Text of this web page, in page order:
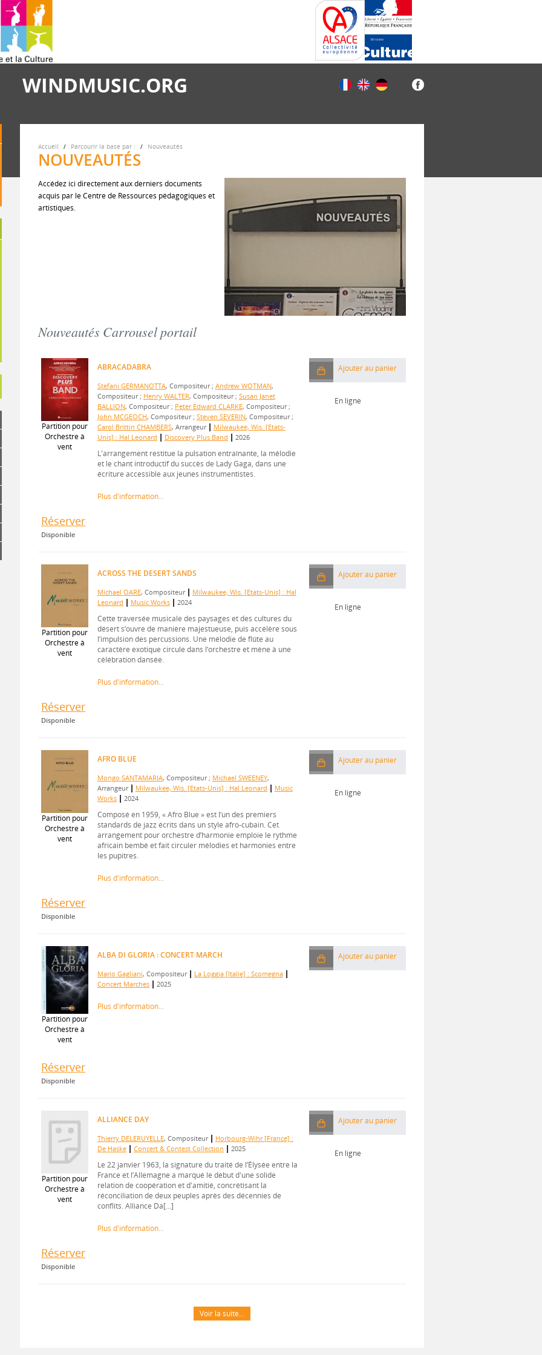
WINDMUSIC.ORG
Accueil Parcourir la base par : Nouveautés
NOUVEAUTÉS
Accédez ici directement aux derniers documents
acquis par le Centre de Ressources pédagogiques et
artistiques.
Nouveautés Carrousel portail
Partition pour
Orchestre à
vent
ABRACADABRA
Stefani GERMANOTTA, Compositeur ; Andrew WOTMAN,
Compositeur ; Henry WALTER, Compositeur ; Susan Janet
BALLION, Compositeur ; Peter Edward CLARKE, Compositeur ;
John MCGEOCH, Compositeur ; Steven SEVERIN, Compositeur ;
Carol Brittin CHAMBERS, Arrangeur | Milwaukee, Wis. [Etats-
Unis] : Hal Leonard | Discovery Plus Band | 2026
L'arrangement restitue la pulsation entraînante, la mélodie
et le chant introductif du succès de Lady Gaga, dans une
écriture accessible aux jeunes instrumentistes.
Plus d'information...
Ajouter au panier
En ligne
Réserver
Disponible
Partition pour
Orchestre à
vent
ACROSS THE DESERT SANDS
Michael OARE, Compositeur | Milwaukee, Wis. [Etats-Unis] : Hal
Leonard | Music Works| 2024
Cette traversée musicale des paysages et des cultures du
désert s’ouvre de manière majestueuse, puis accélère sous
l’impulsion des percussions. Une mélodie de flûte au
caractère exotique circule dans l’orchestre et mène à une
célébration dansée.
Plus d'information...
Ajouter au panier
En ligne
Réserver
Disponible
Partition pour
Orchestre à
vent
AFRO BLUE
Mongo SANTAMARIA, Compositeur ; Michael SWEENEY,
Arrangeur | Milwaukee, Wis. [Etats-Unis] : Hal Leonard | Music
Works| 2024
Composé en 1959, « Afro Blue » est l’un des premiers
standards de jazz écrits dans un style afro-cubain. Cet
arrangement pour orchestre d’harmonie emploie le rythme
africain bembé et fait circuler mélodies et harmonies entre
les pupitres.
Plus d'information...
Ajouter au panier
En ligne
Réserver
Disponible
Partition pour
Orchestre à
vent
ALBA DI GLORIA : CONCERT MARCH
Mario Gagliani, Compositeur | La Loggia [Italie] : Scomegna|
Concert Marches| 2025
Plus d'information...
Ajouter au panier
Réserver
Disponible
Partition pour
Orchestre à
vent
ALLIANCE DAY
Thierry DELERUYELLE, Compositeur | Horbourg-Wihr [France] :
De Haske| Concert & Contest Collection | 2025
Le 22 janvier 1963, la signature du traité de l’Élysée entre la
France et l’Allemagne a marqué le début d'une solide
relation de coopération et d'amitié, concrétisant la
réconciliation de deux peuples après des décennies de
conflits. Alliance Da[...]
Plus d'information...
Ajouter au panier
En ligne
Réserver
Disponible
Voir la suite...